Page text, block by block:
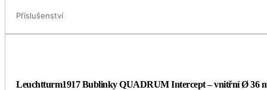
Příslušenství
Leuchtturm1917 Bublinky QUADRUM Intercept – vnitřní Ø 36